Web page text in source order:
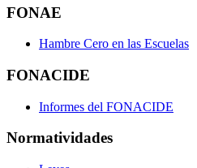
FONAE
Hambre Cero en las Escuelas
FONACIDE
Informes del FONACIDE
Normatividades